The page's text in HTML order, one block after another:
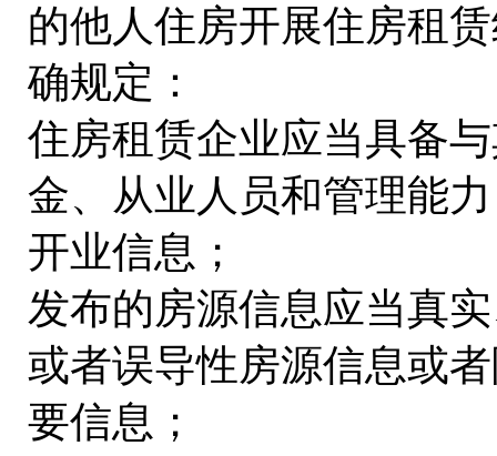
的他人住房开展住房租
确规定：
住房租赁企业应当具备
金、从业人员和管理能
开业信息；
发布的房源信息应当真
或者误导性房源信息或
要信息；